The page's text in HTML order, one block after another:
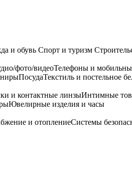
и обувь Спорт и туризм
фото/видеоТелефоны и
ПосудаТекстиль и постельное
и контактные линзыИнтимные
Ювелирные изделия и часы
и отоплениеСистемы